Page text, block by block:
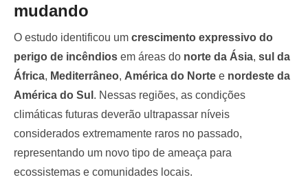
mudando
O estudo identificou um crescimento expressivo do
perigo de incêndios em áreas do norte da Ásia, sul da
África, Mediterrâneo, América do Norte e nordeste da
América do Sul . Nessas regiões, as condições
climáticas futuras deverão ultrapassar níveis
considerados extremamente raros no passado,
representando um novo tipo de ameaça para
ecossistemas e comunidades locais.